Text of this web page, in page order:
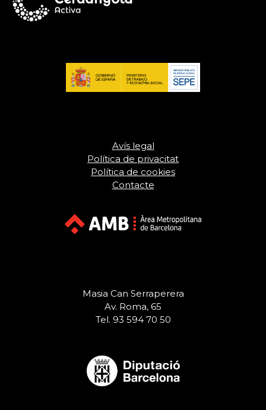
Avís legal
Política de privacitat
Política de cookies
Contacte
Masia Can Serraperera
Av. Roma, 65
Tel. 93 594 70 50